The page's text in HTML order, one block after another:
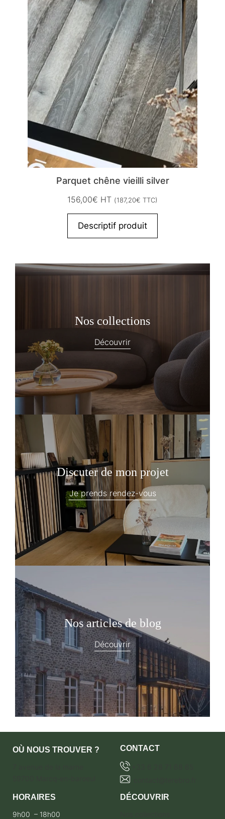
Parquet chêne vieilli silver
156,00€ HT (187,20€ TTC)
Descriptif produit
Nos collections
Découvrir
Discuter de mon projet
Je prends rendez-vous
Nos articles de blog
Découvrir
OÙ NOUS TROUVER ?
CONTACT
HORAIRES
9h00 – 18h00
DÉCOUVRIR